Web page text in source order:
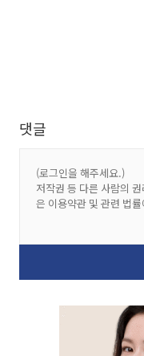
댓글